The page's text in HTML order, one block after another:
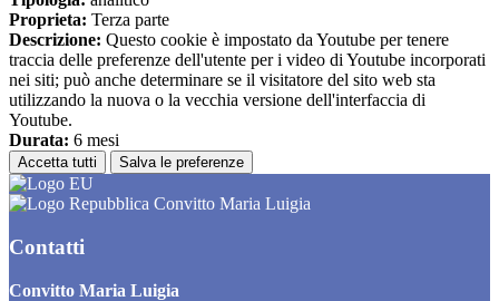
Proprieta: Terza parte
Descrizione: Questo cookie è impostato da Youtube per tenere
traccia delle preferenze dell'utente per i video di Youtube incorporati
nei siti; può anche determinare se il visitatore del sito web sta
utilizzando la nuova o la vecchia versione dell'interfaccia di
Youtube.
Durata: 6 mesi
Accetta tutti Salva le preferenze
Convitto Maria Luigia
Contatti
Convitto Maria Luigia